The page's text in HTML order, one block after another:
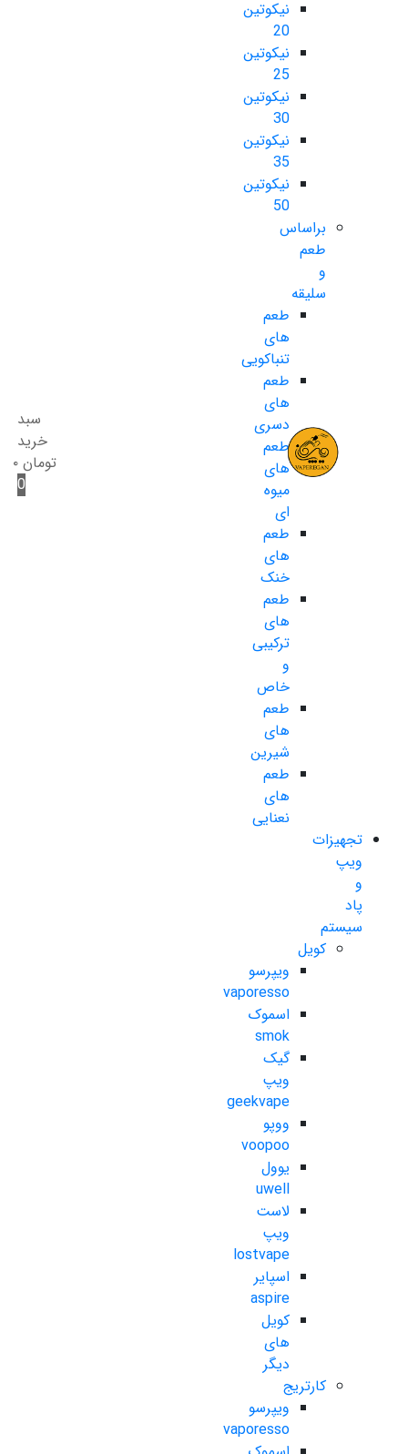
نیکوتین
20
نیکوتین
25
نیکوتین
30
نیکوتین
35
نیکوتین
50
براساس
طعم
و
سلیقه
طعم
های
تنباکویی
طعم
های
دسری
طعم
های
میوه
ای
طعم
های
خنک
طعم
های
ترکیبی
و
خاص
طعم
های
شیرین
طعم
های
نعنایی
تجهیزات
ویپ
و
پاد
سیستم
کویل
ویپرسو
vaporesso
اسموک
smok
گیک
ویپ
geekvape
ووپو
voopoo
یوول
uwell
لاست
ویپ
lostvape
اسپایر
aspire
کویل
های
دیگر
کارتریج
ویپرسو
vaporesso
سبد
خرید
تومان ۰
0